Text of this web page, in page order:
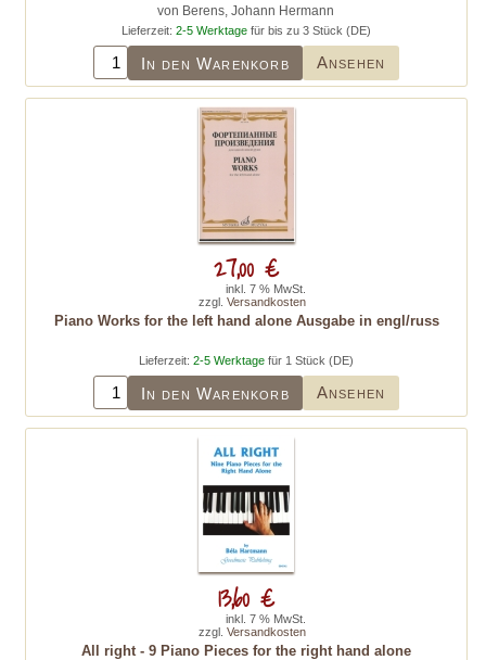
von Berens, Johann Hermann
Lieferzeit: 2-5 Werktagefür bis zu 3 Stück (DE)
In den Warenkorb Ansehen
Piano Works for the left hand alone Ausgabe in engl/russ
Lieferzeit: 2-5 Werktage für 1 Stück (DE)
In den Warenkorb Ansehen
27,00 €
inkl. 7 % MwSt.
zzgl. Versandkosten
All right - 9 Piano Pieces for the right hand alone
13,60 €
inkl. 7 % MwSt.
zzgl. Versandkosten